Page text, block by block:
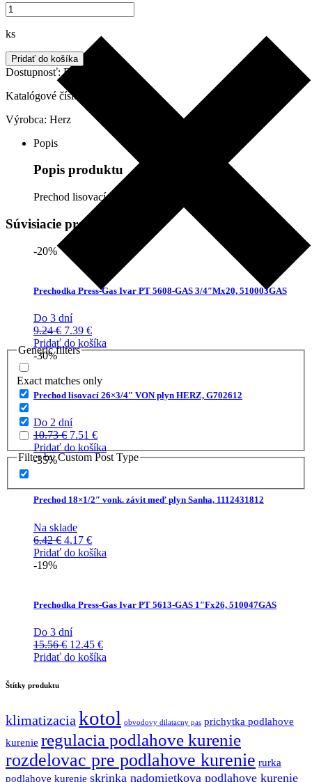
Generic filters
Exact matches only
Filter by Custom Post Type
množstvo
Prechod
lisovací
VON
plyn
G702011
ks
Pridať do košíka
Dostupnosť:Do 2 dní
Katalógové číslo:
Výrobca: Herz
Popis
Popis produktu
Prechod lisovací 20×1/2″ VON plyn HERZ.
Súvisiacie produkty
-20%
Prechodka Press-Gas Ivar PT 5608-GAS 3/4″Mx20, 510003GAS
Do 3 dní
9.24€ Pôvodná
cena
bola:
7.39 €Aktuálna
cena
je:
Pridať do košíka
-30%
Prechod lisovací 26×3/4″ VON plyn HERZ, G702612
Do 2 dní
10.73€ Pôvodná
cena
bola:
7.51 €Aktuálna
cena
je:
Pridať do košíka
-35%
Prechod 18×1/2″ vonk. závit meď plyn Sanha, 1112431812
Na sklade
6.42€ Pôvodná
cena
4.17 €Aktuálna
cena
Pridať do košíka
-19%
Prechodka Press-Gas Ivar PT 5613-GAS 1″Fx26, 510047GAS
Do 3 dní
15.56€ Pôvodná
cena
12.45 €Aktuálna
cena
Pridať do košíka
Štítky produktu
klimatizacia kotol obvodovy dilatacny pas prichytka podlahove
kurenie regulacia podlahove kurenie
rozdelovac pre podlahove kurenie rurka
podlahove kurenie skrinka nadomietkova podlahove kurenie